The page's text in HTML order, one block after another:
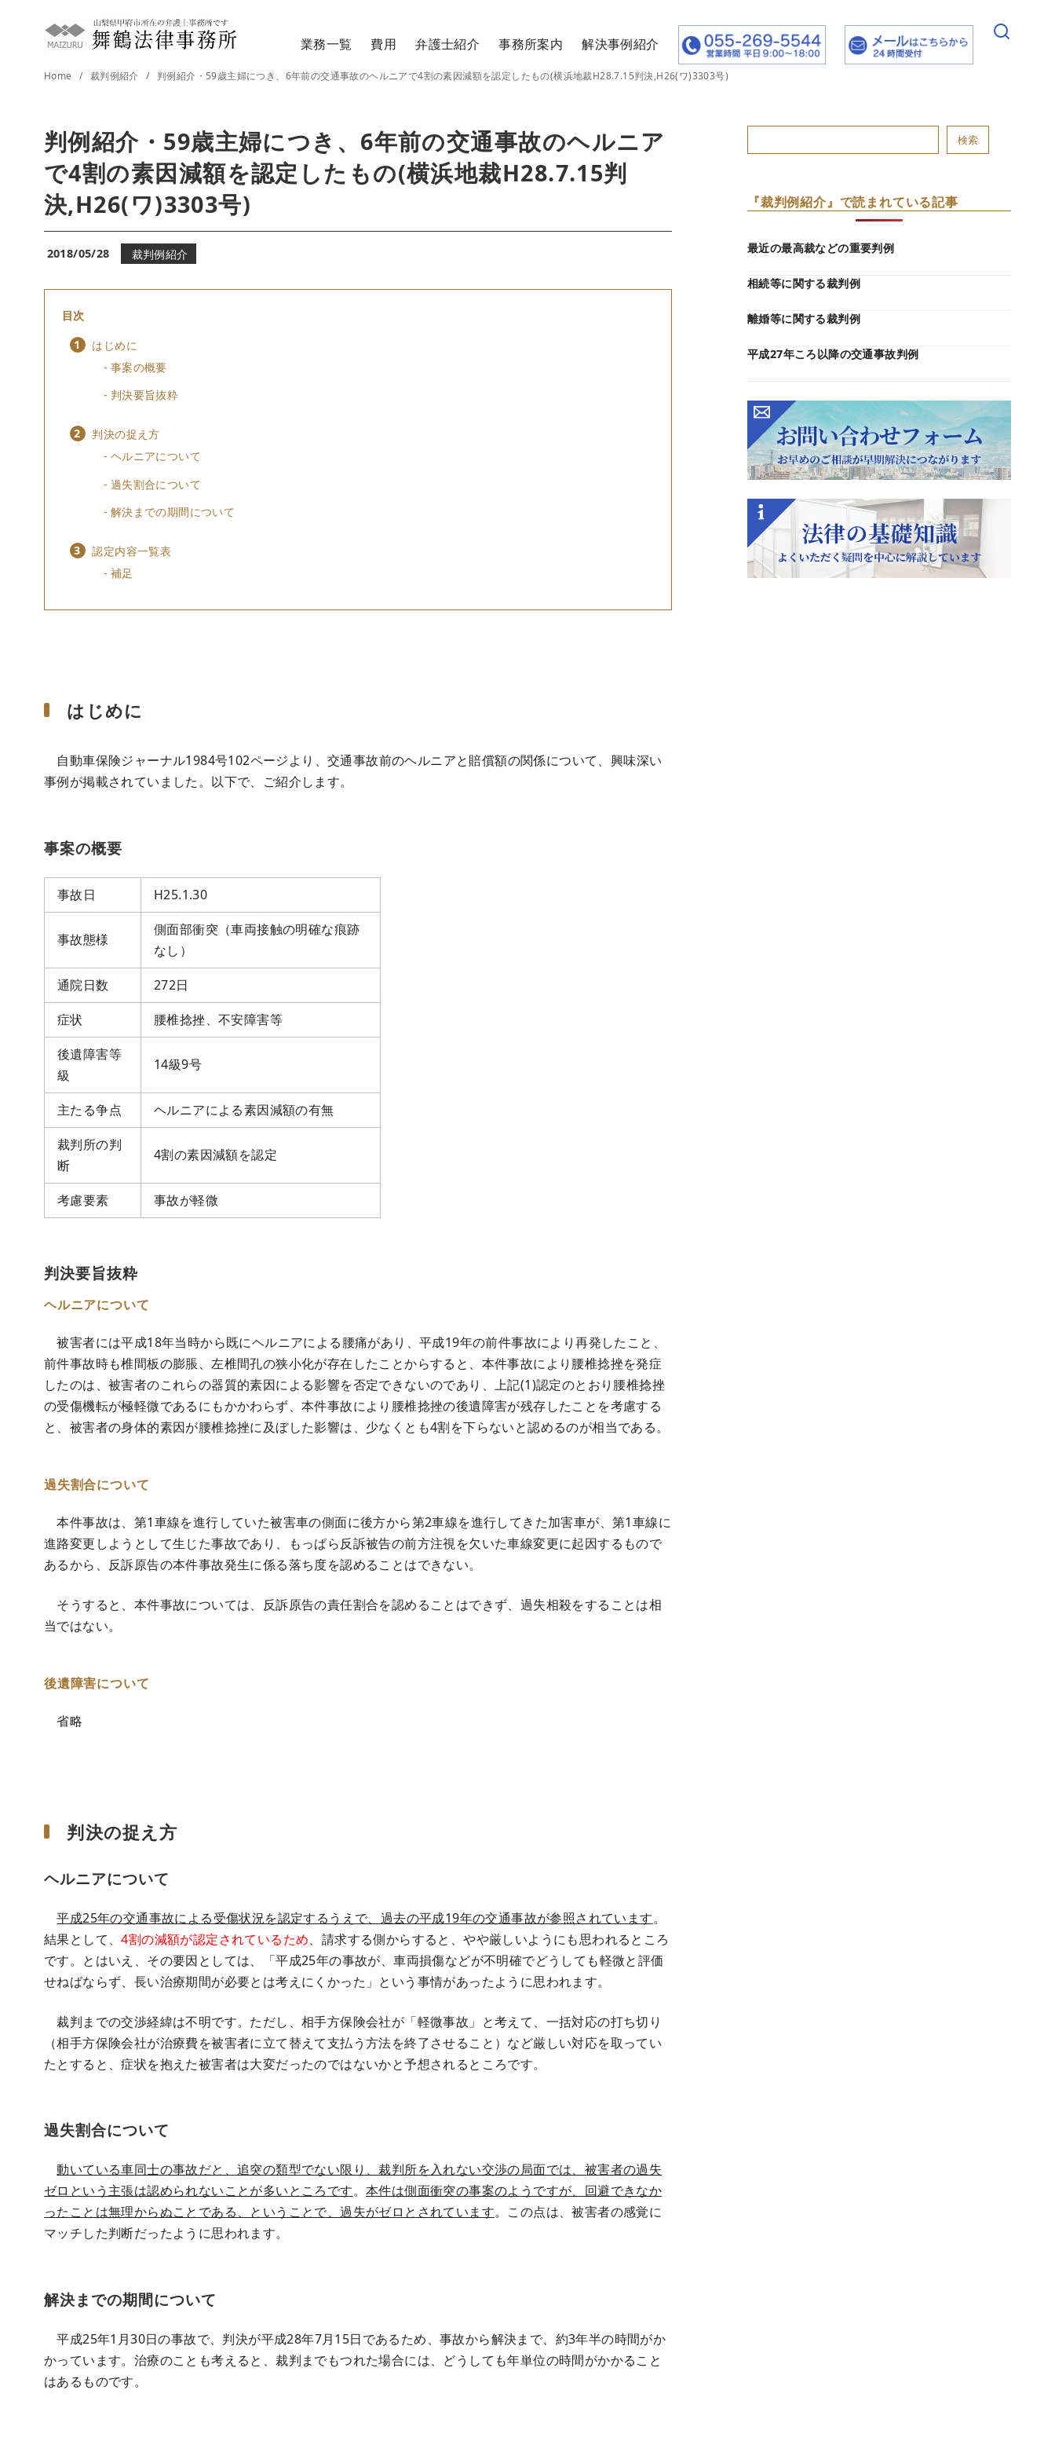
業務一覧 費用 弁護士紹介 事務所案内 解決事例紹介
Home 裁判例紹介 判例紹介・59歳主婦につき、6年前の交通事故のヘルニアで4割の素因減額を認定したもの(横浜地裁H28.7.15判決,H26(ワ)3303号)
判例紹介・59歳主婦につき、6年前の交通事故のヘルニア
で4割の素因減額を認定したもの(横浜地裁H28.7.15判
決,H26(ワ)3303号)
2018/05/28 裁判例紹介
目次
はじめに
事案の概要
判決要旨抜粋
判決の捉え方
ヘルニアについて
過失割合について
解決までの期間について
認定内容一覧表
補足
はじめに
自動車保険ジャーナル1984号102ページより、交通事故前のヘルニアと賠償額の関係について、興味深い
事例が掲載されていました。以下で、ご紹介します。
事案の概要
事故日 H25.1.30
事故態様
側面部衝突（車両接触の明確な痕跡
なし）
通院日数
272日
症状
腰椎捻挫、不安障害等
後遺障害等
級
14級9号
主たる争点
ヘルニアによる素因減額の有無
裁判所の判
断
4割の素因減額を認定
考慮要素 事故が軽微
判決要旨抜粋
ヘルニアについて
被害者には平成18年当時から既にヘルニアによる腰痛があり、平成19年の前件事故により再発したこと、
前件事故時も椎間板の膨脹、左椎間孔の狭小化が存在したことからすると、本件事故により腰椎捻挫を発症
したのは、被害者のこれらの器質的素因による影響を否定できないのであり、上記(1)認定のとおり腰椎捻挫
の受傷機転が極軽微であるにもかかわらず、本件事故により腰椎捻挫の後遺障害が残存したことを考慮する
と、被害者の身体的素因が腰椎捻挫に及ぼした影響は、少なくとも4割を下らないと認めるのが相当である。
過失割合について
本件事故は、第1車線を進行していた被害車の側面に後方から第2車線を進行してきた加害車が、第1車線に
進路変更しようとして生じた事故であり、もっぱら反訴被告の前方注視を欠いた車線変更に起因するもので
あるから、反訴原告の本件事故発生に係る落ち度を認めることはできない。
そうすると、本件事故については、反訴原告の責任割合を認めることはできず、過失相殺をすることは相
当ではない。
後遺障害について
省略
判決の捉え方
ヘルニアについて
平成25年の交通事故による受傷状況を認定するうえで、過去の平成19年の交通事故が参照されています。
結果として、4割の減額が認定されているため、請求する側からすると、やや厳しいようにも思われるところ
です。とはいえ、その要因としては、「平成25年の事故が、車両損傷などが不明確でどうしても軽微と評価
せねばならず、長い治療期間が必要とは考えにくかった」という事情があったように思われます。
裁判までの交渉経緯は不明です。ただし、相手方保険会社が「軽微事故」と考えて、一括対応の打ち切り
（相手方保険会社が治療費を被害者に立て替えて支払う方法を終了させること）など厳しい対応を取ってい
たとすると、症状を抱えた被害者は大変だったのではないかと予想されるところです。
過失割合について
動いている車同士の事故だと、追突の類型でない限り、裁判所を入れない交渉の局面では、被害者の過失
ゼロという主張は認められないことが多いところです。本件は側面衝突の事案のようですが、回避できなか
ったことは無理からぬことである、ということで、過失がゼロとされています。この点は、被害者の感覚に
マッチした判断だったように思われます。
解決までの期間について
平成25年1月30日の事故で、判決が平成28年7月15日であるため、事故から解決まで、約3年半の時間がか
かっています。治療のことも考えると、裁判までもつれた場合には、どうしても年単位の時間がかかること
はあるものです。
検索
『裁判例紹介』で読まれている記事
最近の最高裁などの重要判例
相続等に関する裁判例
離婚等に関する裁判例
平成27年ころ以降の交通事故判例